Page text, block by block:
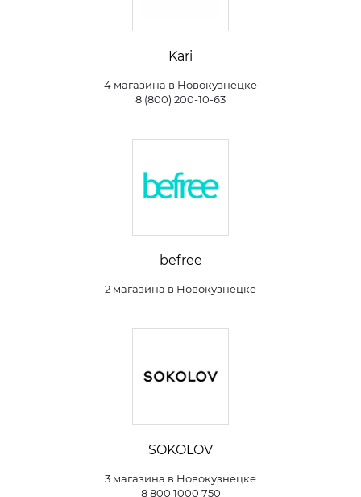
Kari
4 магазина в Новокузнецке
8 (800) 200-10-63
befree
2 магазина в Новокузнецке
SOKOLOV
3 магазина в Новокузнецке
8 800 1000 750